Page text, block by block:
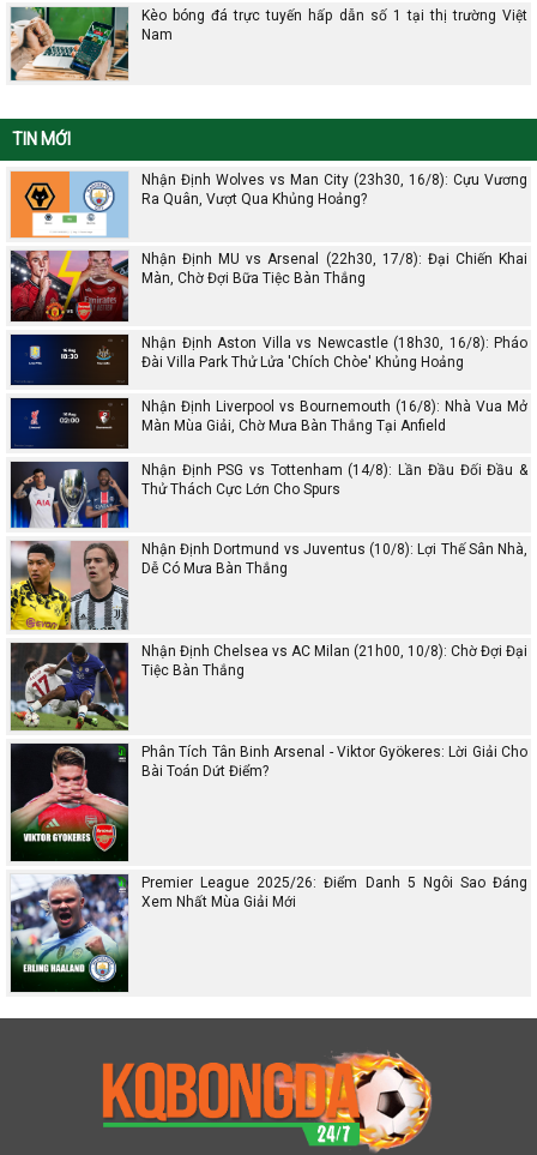
Kèo bóng đá trực tuyến hấp dẫn số 1 tại thị trường Việt
Nam
TIN MỚI
Nhận Định Wolves vs Man City (23h30, 16/8): Cựu Vương
Ra Quân, Vượt Qua Khủng Hoảng?
Nhận Định MU vs Arsenal (22h30, 17/8): Đại Chiến Khai
Màn, Chờ Đợi Bữa Tiệc Bàn Thắng
Nhận Định Aston Villa vs Newcastle (18h30, 16/8): Pháo
Đài Villa Park Thử Lửa 'Chích Chòe' Khủng Hoảng
Nhận Định Liverpool vs Bournemouth (16/8): Nhà Vua Mở
Màn Mùa Giải, Chờ Mưa Bàn Thắng Tại Anfield
Nhận Định PSG vs Tottenham (14/8): Lần Đầu Đối Đầu &
Thử Thách Cực Lớn Cho Spurs
Nhận Định Dortmund vs Juventus (10/8): Lợi Thế Sân Nhà,
Dễ Có Mưa Bàn Thắng
Nhận Định Chelsea vs AC Milan (21h00, 10/8): Chờ Đợi Đại
Tiệc Bàn Thắng
Phân Tích Tân Binh Arsenal - Viktor Gyökeres: Lời Giải Cho
Bài Toán Dứt Điểm?
Premier League 2025/26: Điểm Danh 5 Ngôi Sao Đáng
Xem Nhất Mùa Giải Mới